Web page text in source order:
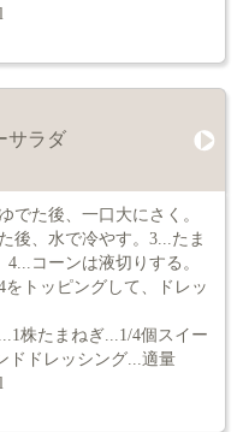
サラダ
でた後、一口大にさく。
後、水で冷やす。3...たま
コーンは液切りする。
トッピングして、ドレッ
株たまねぎ...1/4個スイー
ドドレッシング...適量